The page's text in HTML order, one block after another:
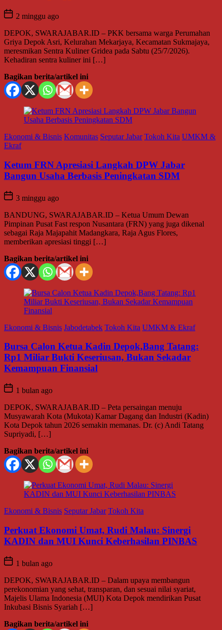
2 minggu ago
DEPOK, SWARAJABAR.ID – PKK bersama warga Perumahan
Griya Depok Asri, Kelurahan Mekarjaya, Kecamatan Sukmajaya,
meresmikan Sentra Kuliner Gridea pada Sabtu (25/7/2026).
Kehadiran sentra kuliner ini […]
Bagikan berita/artikel ini
Ekonomi & Bisnis Komunitas Seputar Jabar Tokoh Kita UMKM &
Ekraf
Ketum FRN Apresiasi Langkah DPW Jabar
Bangun Usaha Berbasis Peningkatan SDM
3 minggu ago
BANDUNG, SWARAJABAR.ID – Ketua Umum Dewan
Pimpinan Pusat Fast respon Nusantara (FRN) yang juga dikenal
sebagai Raja Majapahit Madangkara, Raja Agus Flores,
memberikan apresiasi tinggi […]
Bagikan berita/artikel ini
Ekonomi & Bisnis Jabodetabek Tokoh Kita UMKM & Ekraf
Bursa Calon Ketua Kadin Depok,Bang Tatang:
Rp1 Miliar Bukti Keseriusan, Bukan Sekadar
Kemampuan Finansial
1 bulan ago
DEPOK, SWARAJABAR.ID – Peta persaingan menuju
Musyawarah Kota (Mukota) Kamar Dagang dan Industri (Kadin)
Kota Depok tahun 2026 semakin memanas. Dr. (c) Andi Tatang
Supriyadi, […]
Bagikan berita/artikel ini
Ekonomi & Bisnis Seputar Jabar Tokoh Kita
Perkuat Ekonomi Umat, Rudi Malau: Sinergi
KADIN dan MUI Kunci Keberhasilan PINBAS
1 bulan ago
DEPOK, SWARAJABAR.ID – Dalam upaya membangun
perekonomian yang sehat, transparan, dan sesuai nilai syariat,
Majelis Ulama Indonesia (MUI) Kota Depok mendirikan Pusat
Inkubasi Bisnis Syariah […]
Bagikan berita/artikel ini